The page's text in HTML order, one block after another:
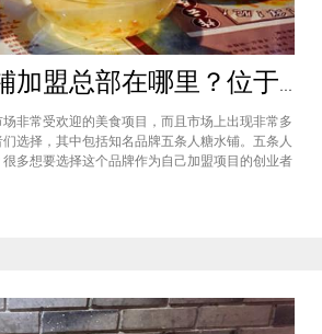
五条人糖水铺加盟总部在哪里？位于福建厦门欢迎大家前来考察
非常受欢迎的美食项目，而且市场上出现非常多
选择，其中包括知名品牌五条人糖水铺。五条人
多想要选择这个品牌作为自己加盟项目的创业者
条人糖水铺加盟情况，欢迎大家前来考察。五条